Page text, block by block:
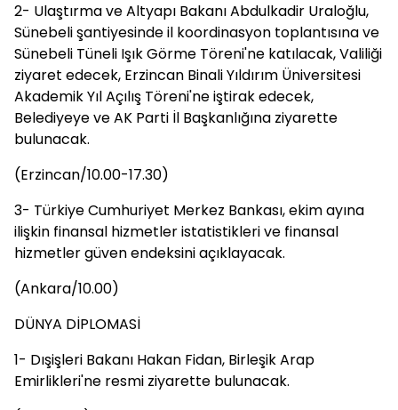
2- Ulaştırma ve Altyapı Bakanı Abdulkadir Uraloğlu,
Sünebeli şantiyesinde il koordinasyon toplantısına ve
Sünebeli Tüneli Işık Görme Töreni'ne katılacak, Valiliği
ziyaret edecek, Erzincan Binali Yıldırım Üniversitesi
Akademik Yıl Açılış Töreni'ne iştirak edecek,
Belediyeye ve AK Parti İl Başkanlığına ziyarette
bulunacak.
(Erzincan/10.00-17.30)
3- Türkiye Cumhuriyet Merkez Bankası, ekim ayına
ilişkin finansal hizmetler istatistikleri ve finansal
hizmetler güven endeksini açıklayacak.
(Ankara/10.00)
DÜNYA DİPLOMASİ
1- Dışişleri Bakanı Hakan Fidan, Birleşik Arap
Emirlikleri'ne resmi ziyarette bulunacak.